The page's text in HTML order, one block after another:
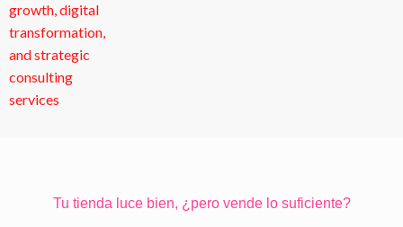
Tu tienda luce bien, ¿pero vende lo suficiente?